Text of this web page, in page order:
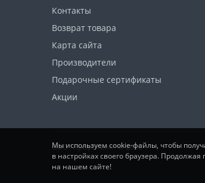
Контакты
Возврат товара
Карта сайта
Производители
Подарочные сертификаты
Акции
ООО "ПрофСтайл" © 2026
Мы используем cookie-файлы, чтобы
в настройках своего браузера.
на нашем сайте!